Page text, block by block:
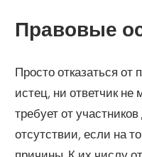
Правовые
Просто отказаться от
истец, ни ответчик не
требует от
отсутствии, если на